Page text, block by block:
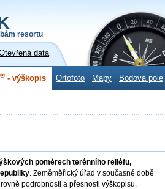
resortu
data
® - výškopis Ortofoto Mapy Bodová pole
poměrech terénního reliéfu,
. Zeměměřický úřad v současné době
podrobnosti a přesnosti výškopisu.